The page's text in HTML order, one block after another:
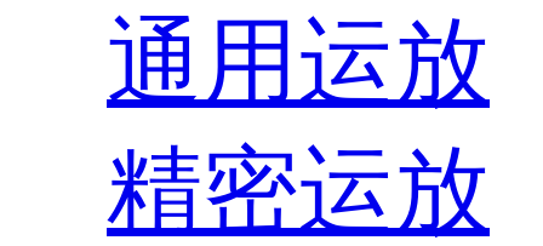
通用运放
精密运放